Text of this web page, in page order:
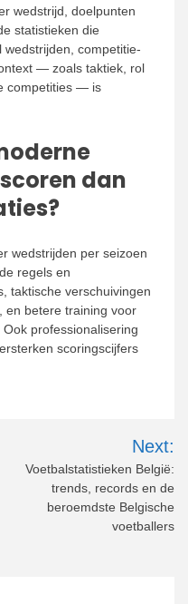
wedstrijd, doelpunten
statistieken die
competitie-
— zoals taktiek, rol
competities — is
dan
wedstrijden per seizoen
regels en
taktische verschuivingen
en betere training voor
professionalisering
scoringscijfers
Next:
Voetbalstatistieken België:
trends, records en de
beroemdste Belgische
voetballers